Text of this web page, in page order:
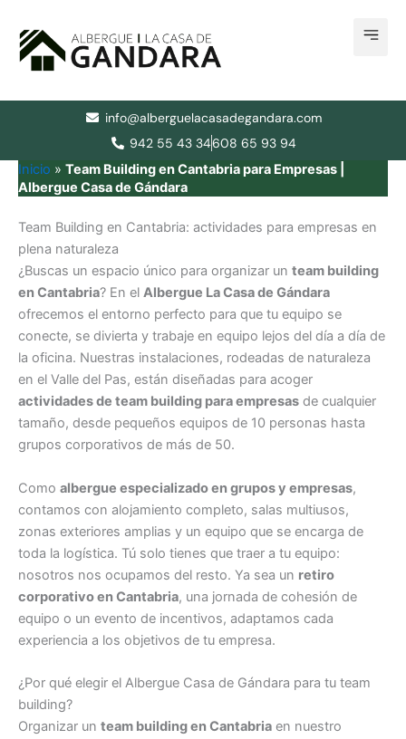
contenido
info@alberguelacasadegandara.com
942 55 43 34608 65 93 94
Inicio » Team Building en Cantabria para Empresas |
Albergue Casa de Gándara
Team Building en Cantabria: actividades para empresas en
plena naturaleza
¿Buscas un espacio único para organizar un team building
en Cantabria? En el Albergue La Casa de Gándara
ofrecemos el entorno perfecto para que tu equipo se
conecte, se divierta y trabaje en equipo lejos del día a día de
la oficina. Nuestras instalaciones, rodeadas de naturaleza
en el Valle del Pas, están diseñadas para acoger
actividades de team building para empresas de cualquier
tamaño, desde pequeños equipos de 10 personas hasta
grupos corporativos de más de 50.
Como albergue especializado en grupos y empresas,
contamos con alojamiento completo, salas multiusos,
zonas exteriores amplias y un equipo que se encarga de
toda la logística. Tú solo tienes que traer a tu equipo:
nosotros nos ocupamos del resto. Ya sea un retiro
corporativo en Cantabria, una jornada de cohesión de
equipo o un evento de incentivos, adaptamos cada
experiencia a los objetivos de tu empresa.
¿Por qué elegir el Albergue Casa de Gándara para tu team
building?
Organizar un team building en Cantabria en nuestro